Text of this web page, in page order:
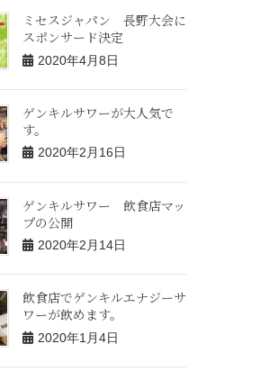
ミセスジャパン 長野大会に
スポンサード決定
2020年4月8日
ゲンキルサワーが大人気で
す。
2020年2月16日
ゲンキルサワー 飲食店マッ
プの公開
2020年2月14日
飲食店でゲンキルエナジーサ
ワーが飲めます。
2020年1月4日